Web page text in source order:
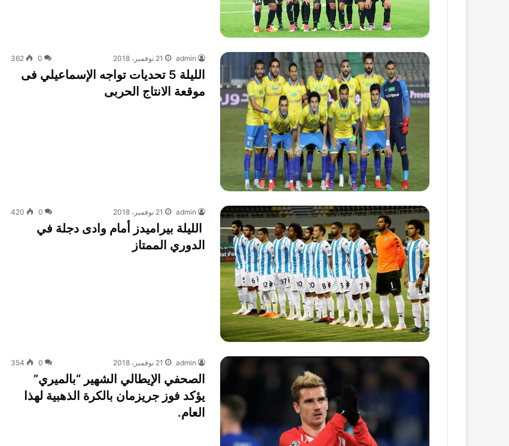
admin 21 نوفمبر، 2018 0
362
الليلة 5 تحديات تواجه الإسماعيلي فى
موقعة الانتاج الحربى
admin 21 نوفمبر، 2018 0
420
الليلة بيراميدز أمام وادى دجلة في
الدوري الممتاز
admin 21 نوفمبر، 2018 0
354
الصحفي الإيطالي الشهير “بالميري”
يؤكد فوز جريزمان بالكرة الذهبية لهذا
العام.